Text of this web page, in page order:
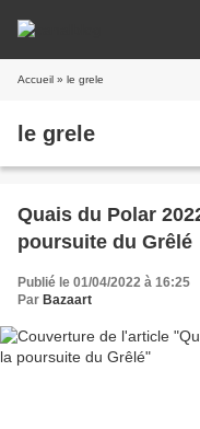
Accueil » le grele
le grele
Quais du Polar
poursuite du Grêlé
Publié le 01/04/2022 à 16:25
Par Bazaart